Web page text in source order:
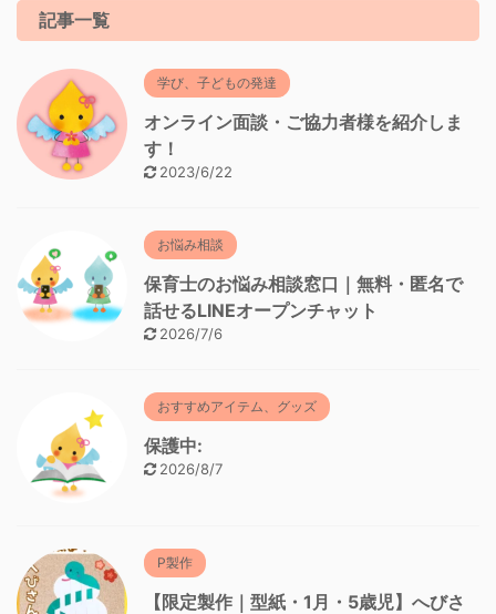
記事一覧
学び、子どもの発達
オンライン面談・ご協力者様を紹介しま
す！
2023/6/22
お悩み相談
保育士のお悩み相談窓口｜無料・匿名で
話せるLINEオープンチャット
2026/7/6
おすすめアイテム、グッズ
保護中:
2026/8/7
P製作
【限定製作｜型紙・1月・5歳児】へびさ